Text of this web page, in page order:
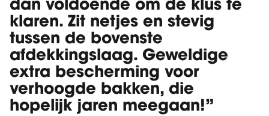
dan voldoende om de klus te
klaren. Zit netjes en stevig
tussen de bovenste
afdekkingslaag. Geweldige
extra bescherming voor
verhoogde bakken, die
hopelijk jaren meegaan!”